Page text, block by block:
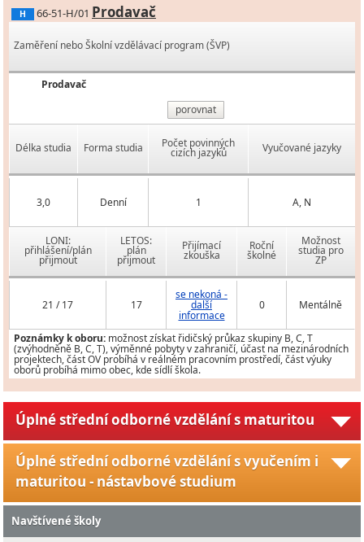
H 66-51-H/01 Prodavač
Zaměření nebo Školní vzdělávací program (ŠVP)
Prodavač
porovnat
Délka studia Forma studia Počet povinných
cizích jazyků Vyučované jazyky
3,0 Denní 1 A, N
LONI:
přihlášení/plán
přijmout
LETOS:
plán
přijmout
Přijímací
zkouška
Roční
školné
Možnost
studia pro
ZP
21 / 17 17
se nekoná -
další
informace
0 Mentálně
Poznámky k oboru: možnost získat řidičský průkaz skupiny B, C, T
(zvýhodněně B, C, T), výměnné pobyty v zahraničí, účast na mezinárodních
projektech, část OV probíhá v reálném pracovním prostředí, část výuky
oborů probíhá mimo obec, kde sídlí škola.
Úplné střední odborné vzdělání s maturitou
Úplné střední odborné vzdělání s vyučením i
maturitou - nástavbové studium
Navštívené školy